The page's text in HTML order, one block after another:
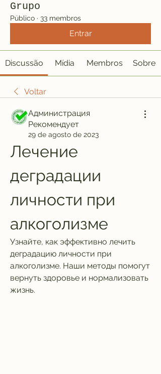
Grupo
Público · 33 membros
Entrar
Discussão Mídia Membros Sobre
Voltar
Администрация
Рекомендует
29 de agosto de 2023
Лечение
деградации
личности при
алкоголизме
Узнайте, как эффективно лечить
деградацию личности при
алкоголизме. Наши методы помогут
вернуть здоровье и нормализовать
жизнь.